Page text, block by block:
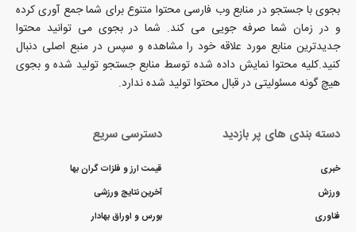
بجوی با جستجو در منابع وب فارسی محتوا متنوع برای شما جمع آوری کرده
و در زمان شما صرفه جویی می کند. شما در بجوی می توانید محتوا
جدیدترین منابع مورد علاقه خود را مشاهده و سپس در منبع اصلی دنبال
کنید.کلیه محتوا نمایش داده شده توسط منابع جستجو تولید شده و بجوی
هیچ گونه مسئولیتی در قبال محتوا تولید شده ندارد.
دسته بندی های پر بازدید
خبری
ورزش
فناوری
دسترسی سریع
قیمت ارز و فلزات گران بها
آخرین نتایج ورزشی
بورس و اوراق بهادار